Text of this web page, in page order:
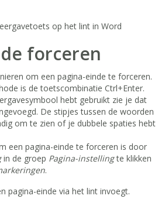
forceren
om een pagina-einde te forceren.
is de toetscombinatie Ctrl+Enter.
hebt gebruikt zie je dat
De stipjes tussen de woorden
om te zien of je dubbele spaties hebt
een pagina-einde te forceren is door
in de groep Pagina-instellingte klikken
.